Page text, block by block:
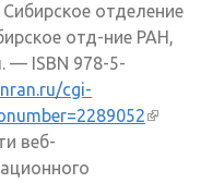
отделение
отд-ние РАН,
— ISBN 978-5-
cgi-
веб-